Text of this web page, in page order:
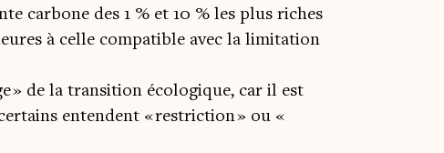
carbone des 1 % et 10 % les plus riches
à celle compatible avec la limitation
» de la transition écologique, car il est
entendent « restriction » ou «